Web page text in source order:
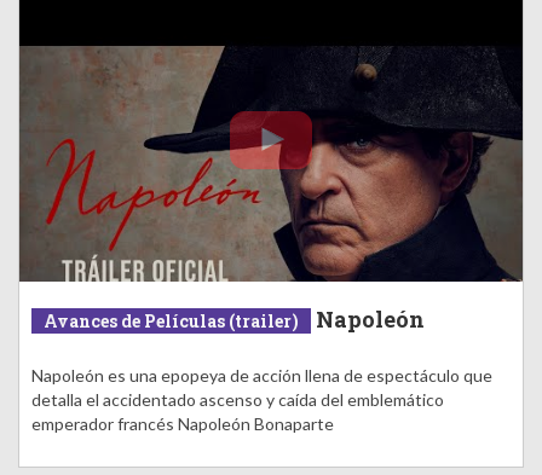
Avances de Películas (trailer) Napoleón
Napoleón es una epopeya de acción llena de espectáculo que
detalla el accidentado ascenso y caída del emblemático
emperador francés Napoleón Bonaparte